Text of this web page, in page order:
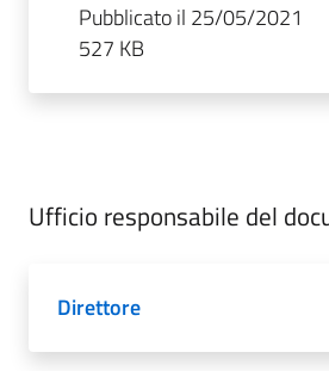
Pubblicato il 25/05/2021
527 KB
Ufficio responsabile del
Direttore